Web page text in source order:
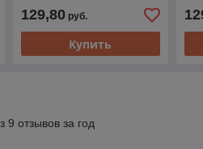
129,80руб.
Купить
9 отзывов за год